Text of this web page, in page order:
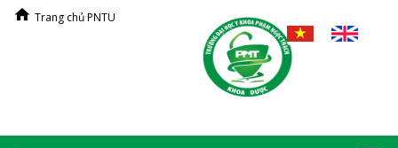
Trang chủ PNTU